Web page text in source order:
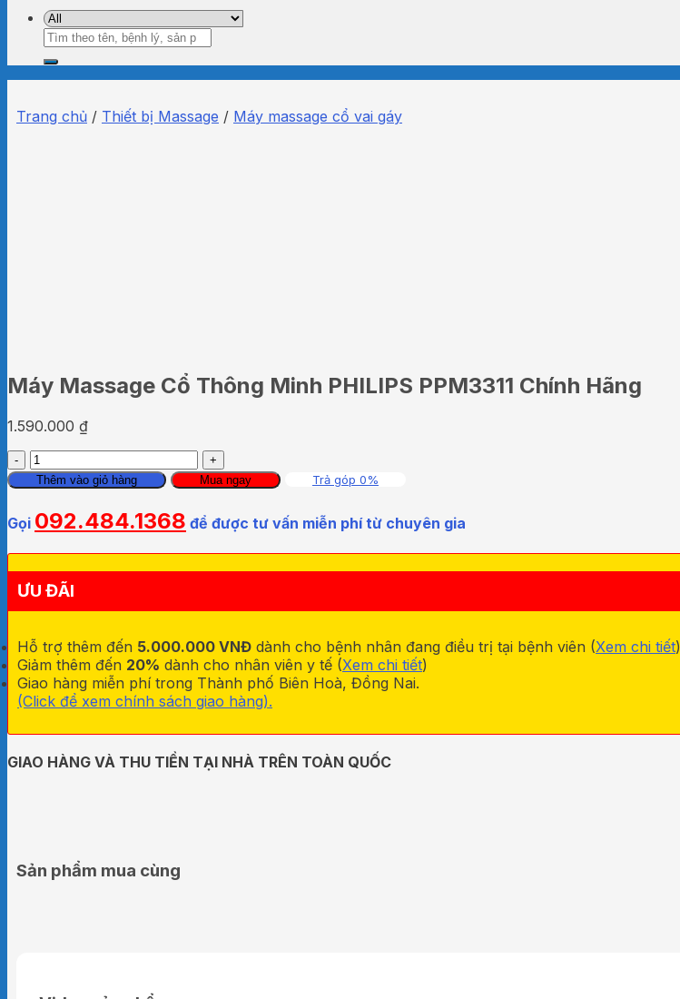
Tìm
kiếm:
Trang chủ / Thiết bị Massage / Máy massage cổ vai gáy
Máy Massage Cổ Thông Minh PHILIPS PPM3311 Chính Hãng
1.590.000 ₫
Máy
Massage
Cổ
Thông
Minh
Chính
Hãng
lượng
Thêm vào giỏ hàng Mua ngay Trả góp 0%
Gọi 092.484.1368 để được tư vấn miễn phí từ chuyên gia
ƯU ĐÃI
Hỗ trợ thêm đến 5.000.000 VNĐ dành cho bệnh nhân đang điều trị tại bệnh viên (Xem chi tiết)
Giảm thêm đến 20% dành cho nhân viên y tế (Xem chi tiết)
Giao hàng miễn phí trong Thành phố Biên Hoà, Đồng Nai.
(Click để xem chính sách giao hàng).
GIAO HÀNG VÀ THU TIỀN TẠI NHÀ TRÊN TOÀN QUỐC
Sản phẩm mua cùng